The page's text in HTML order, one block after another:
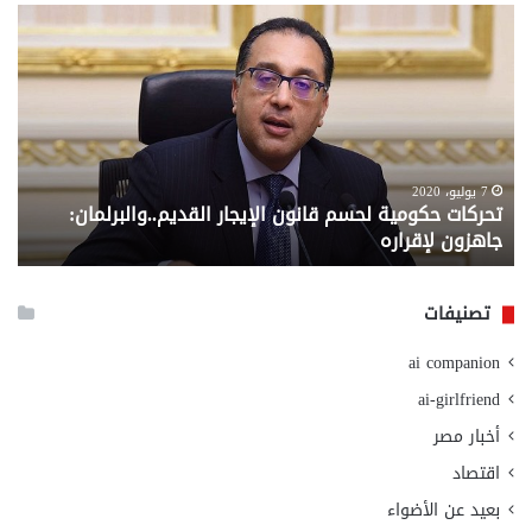
تحركات
حكومية
لحسم
قانون
القديم..والبرلمان:
جاهزون
لإقراره
7 يوليو، 2020
تحركات حكومية لحسم قانون الإيجار القديم..والبرلمان:
جاهزون لإقراره
..
من
تصنيفات
ai companion
ai-girlfriend
أخبار مصر
اقتصاد
بعيد عن الأضواء